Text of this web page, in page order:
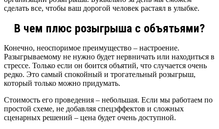
сделать все, чтобы ваш дорогой человек растаял в улыбке.
В чем плюс розыгрыша с объятьями?
Конечно, неоспоримое преимущество – настроение.
Разыгрываемому не нужно будет нервничать или находиться в
стрессе. Только если он боится объятий, что случается очень
редко. Это самый спокойный и трогательный розыгрыш,
который только можно придумать.
Стоимость его проведения – небольшая. Если мы работаем по
простой схеме, не добавляя спецэффектов и сложных
сценарных решений – цена будет очень доступной.